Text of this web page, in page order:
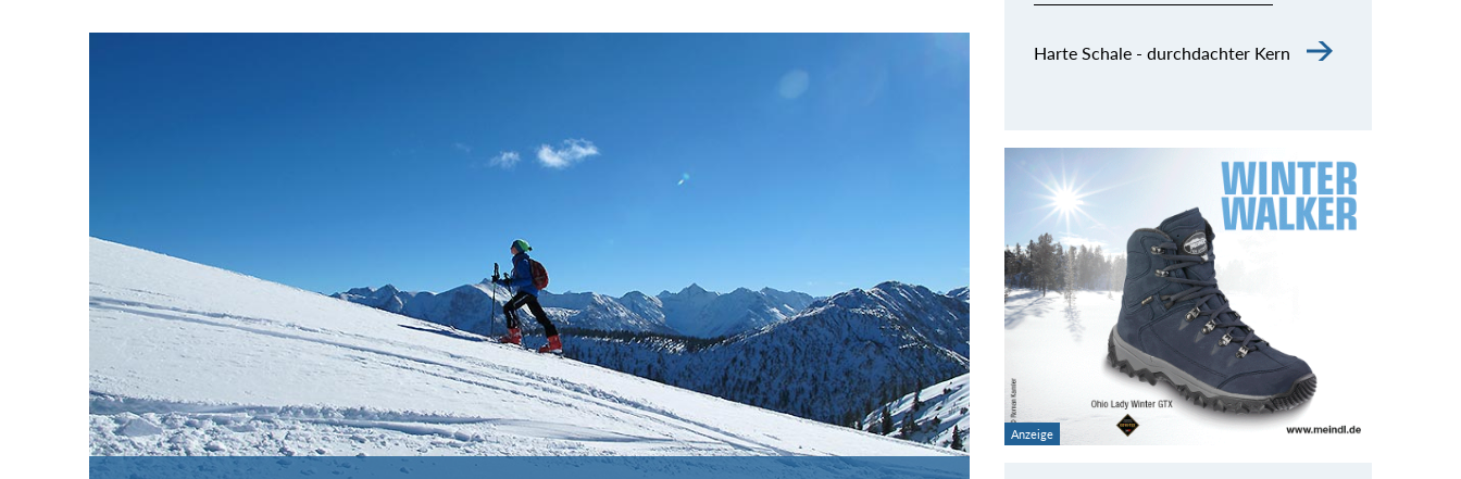
Harte Schale - durchdachter Kern